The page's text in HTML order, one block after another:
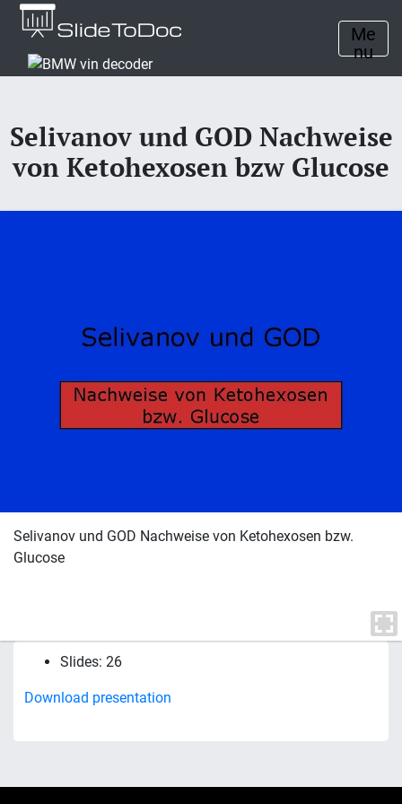
Me
nu
Selivanov und GOD Nachweise
von Ketohexosen bzw Glucose
Selivanov und GOD Nachweise von Ketohexosen bzw.
Glucose
Slides: 26
Download presentation